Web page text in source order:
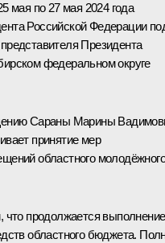
мая по 27 мая 2024 года
Российской Федерации
Президента
федеральном округе
Сараны Марины
принятие мер
областного молодёжного
продолжается выполнение
областного бюджета.